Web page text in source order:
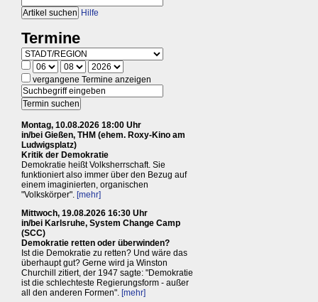
Hilfe
Termine
vergangene Termine anzeigen
Montag, 10.08.2026 18:00 Uhr
in/bei Gießen, THM (ehem. Roxy-Kino am
Ludwigsplatz)
Kritik der Demokratie
Demokratie heißt Volksherrschaft. Sie
funktioniert also immer über den Bezug auf
einem imaginierten, organischen
"Volkskörper". [mehr]
Mittwoch, 19.08.2026 16:30 Uhr
in/bei Karlsruhe, System Change Camp
(SCC)
Demokratie retten oder überwinden?
Ist die Demokratie zu retten? Und wäre das
überhaupt gut? Gerne wird ja Winston
Churchill zitiert, der 1947 sagte: "Demokratie
ist die schlechteste Regierungsform - außer
all den anderen Formen". [mehr]